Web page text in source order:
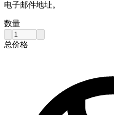
电子邮件地址。
数量
总价格